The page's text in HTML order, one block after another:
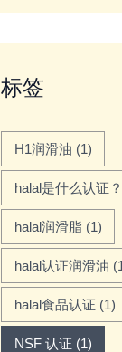
标签
H1润滑油 (1)
halal是什么认证？
halal润滑脂 (1)
halal认证润滑油
halal食品认证 (1)
NSF 认证 (1)